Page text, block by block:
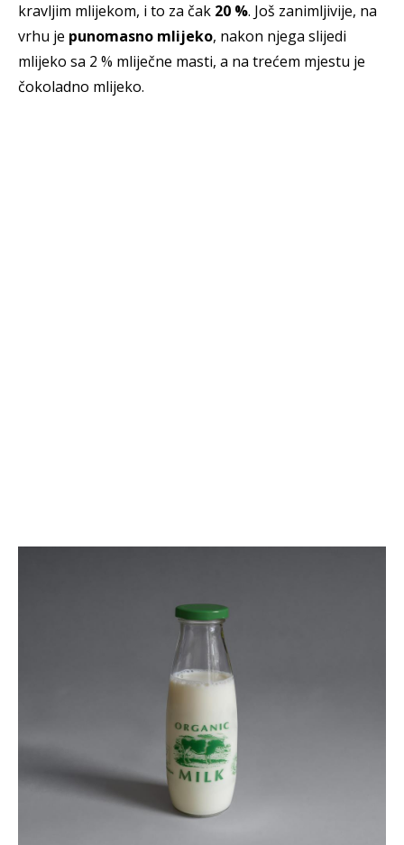
kravljim mlijekom, i to za čak 20 %. Još zanimljivije, na
vrhu je punomasno mlijeko, nakon njega slijedi
mlijeko sa 2 % mliječne masti, a na trećem mjestu je
čokoladno mlijeko.